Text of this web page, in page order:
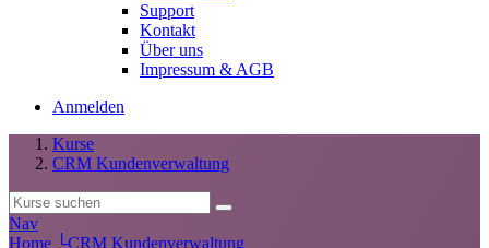
Support
Kontakt
Über uns
Impressum & AGB
Anmelden
Kurse
CRM Kundenverwaltung
Nav
Home └CRM Kundenverwaltung